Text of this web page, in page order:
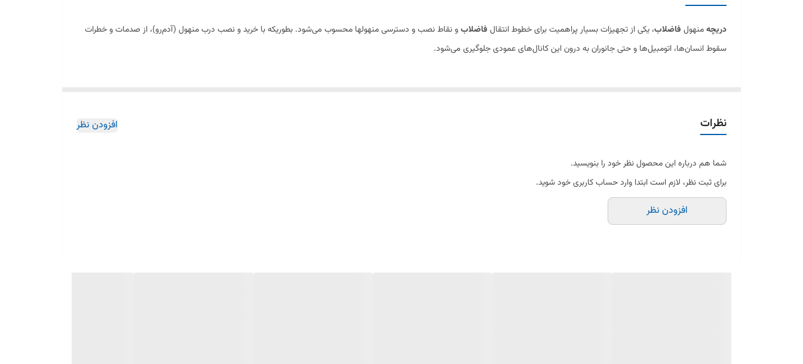
دریچهمنهول فاضلاب، یکی از تجهیزات بسیار پراهمیت برای خطوط انتقال فاضلابو نقاط نصب و دسترسی منهولها محسوب می‌شود. بطوریکه با خرید و نصب درب منهول (آدم‌رو)، از صدمات و خطرات
سقوط انسان‌ها، اتومبیل‌ها و حتی جانوران به درون این کانال‌های عمودی جلوگیری می‌شود.
نظرات افزودن نظر
شما هم درباره این محصول نظر خود را بنویسید.
برای ثبت نظر، لازم است ابتدا وارد حساب کاربری خود شوید.
افزودن نظر